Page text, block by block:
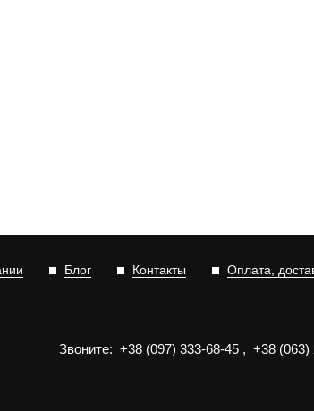
Оплата,
Контакты
Блог
Звоните: +38 (097) 333-68-45 , +38 (063)